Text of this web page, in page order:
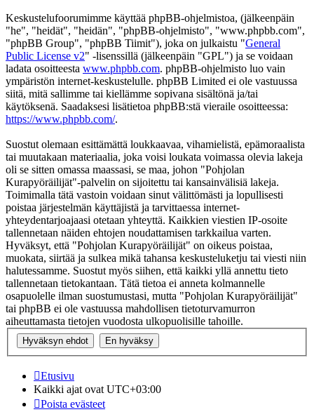
Keskustelufoorumimme käyttää phpBB-ohjelmistoa, (jälkeenpäin
"he", "heidät", "heidän", "phpBB-ohjelmisto", "www.phpbb.com",
"phpBB Group", "phpBB Tiimit"), joka on julkaistu "General
Public License v2" -lisenssillä (jälkeenpäin "GPL") ja se voidaan
ladata osoitteesta www.phpbb.com. phpBB-ohjelmisto luo vain
ympäristön internet-keskustelulle. phpBB Limited ei ole vastuussa
siitä, mitä sallimme tai kiellämme sopivana sisältönä ja/tai
käytöksenä. Saadaksesi lisätietoa phpBB:stä vieraile osoitteessa:
https://www.phpbb.com/.
Suostut olemaan esittämättä loukkaavaa, vihamielistä, epämoraalista
tai muutakaan materiaalia, joka voisi loukata voimassa olevia lakeja
oli se sitten omassa maassasi, se maa, johon "Pohjolan
Kurapyöräilijät"-palvelin on sijoitettu tai kansainvälisiä lakeja.
Toimimalla tätä vastoin voidaan sinut välittömästi ja lopullisesti
poistaa järjestelmän käyttäjistä ja tarvittaessa internet-
yhteydentarjoajaasi otetaan yhteyttä. Kaikkien viestien IP-osoite
tallennetaan näiden ehtojen noudattamisen tarkkailua varten.
Hyväksyt, että "Pohjolan Kurapyöräilijät" on oikeus poistaa,
muokata, siirtää ja sulkea mikä tahansa keskusteluketju tai viesti niin
halutessamme. Suostut myös siihen, että kaikki yllä annettu tieto
tallennetaan tietokantaan. Tätä tietoa ei anneta kolmannelle
osapuolelle ilman suostumustasi, mutta "Pohjolan Kurapyöräilijät"
tai phpBB ei ole vastuussa mahdollisen tietoturvamurron
aiheuttamasta tietojen vuodosta ulkopuolisille tahoille.
Etusivu
Kaikki ajat ovat UTC+03:00
Poista evästeet